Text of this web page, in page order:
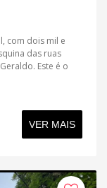
com dois mil e
das ruas
Este é o
VER MAIS